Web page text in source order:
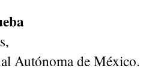
Autónoma de México.